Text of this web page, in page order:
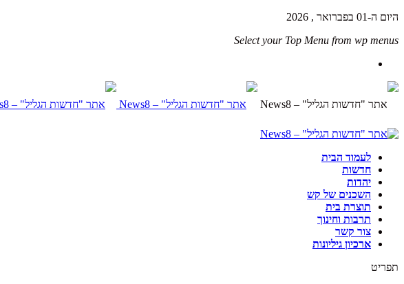
היום ה-01 בפברואר , 2026
Select your Top Menu from wp menus
לעמוד הבית
חדשות
יהדות
השכנים של קש
תוצרת בית
תרבות וחינוך
צור קשר
ארכיון גיליונות
תפריט